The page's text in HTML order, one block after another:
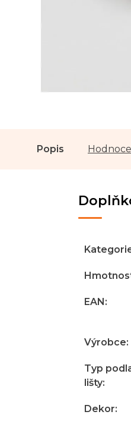
Popis
EAN:
Výrobce:
Typ
lišty:
Dekor: